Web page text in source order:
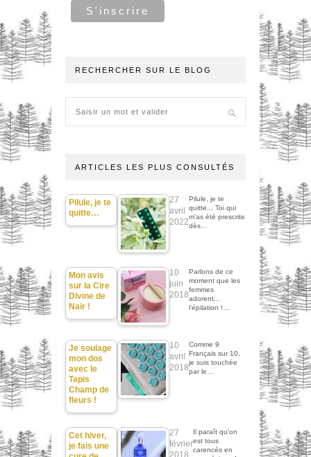
RECHERCHER SUR LE BLOG
ARTICLES LES PLUS CONSULTÉS
Pilule, je te
quitte…
27
avril
2022
Pilule, je te
quitte... Toi qui
m'as été prescrite
dès…
Mon avis
sur la Cire
Divine de
Nair !
10
juin
2018
Parlons de ce
moment que les
femmes
adorent...
l'épilation !…
Je soulage
mon dos
avec le
Tapis
Champ de
fleurs !
10
avril
2018
Comme 9
Français sur 10,
je suis touchée
par le…
Cet hiver,
je fais une
27
février
2018
Il paraît qu'on
est tous
carencés en